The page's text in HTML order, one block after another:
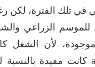
في تلك الفترة،
للموسم الزراعي
لأن الشغل
كانت مفيدة بالنسبة